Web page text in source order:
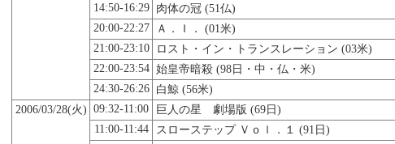
14:50-16:29
肉体の冠 (51仏)
20:00-22:27
Ａ．Ｉ． (01米)
21:00-23:10
ロスト・イン・トランスレーション (03米)
22:00-23:54 始皇帝暗殺 (98日・中・仏・米)
24:30-26:26
白鯨 (56米)
2006/03/28(火) 09:32-11:00 巨人の星 劇場版 (69日)
11:00-11:44
スローステップ Ｖｏｌ．１ (91日)